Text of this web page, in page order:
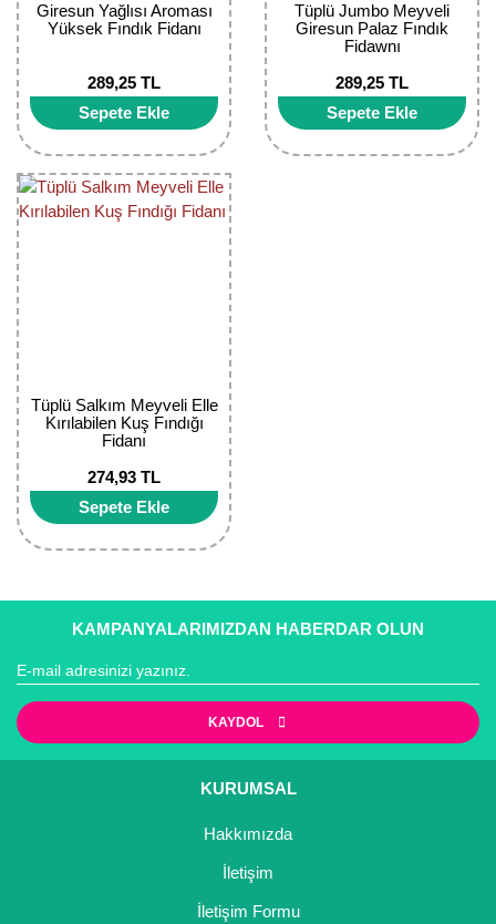
Giresun Yağlısı Aroması
Yüksek Fındık Fidanı
289,25 TL
Sepete Ekle
Tüplü Jumbo Meyveli
Giresun Palaz Fındık
Fidawnı
289,25 TL
Sepete Ekle
Tüplü Salkım Meyveli Elle
Kırılabilen Kuş Fındığı
Fidanı
274,93 TL
Sepete Ekle
KAMPANYALARIMIZDAN HABERDAR OLUN
KAYDOL
KURUMSAL
Hakkımızda
İletişim
İletişim Formu